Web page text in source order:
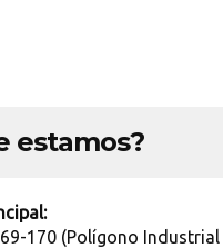
estamos?
170 (Polígono